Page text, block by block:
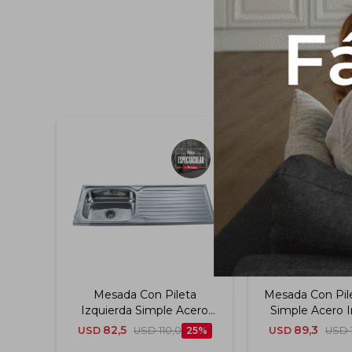
Mesada Con Pileta
Izquierda Simple Acero
Inoxidable 201
USD 82,5 USD 110,0 25
Mesada Con
Simple Acero
201 120x55 Cm
USD 89,3 USD